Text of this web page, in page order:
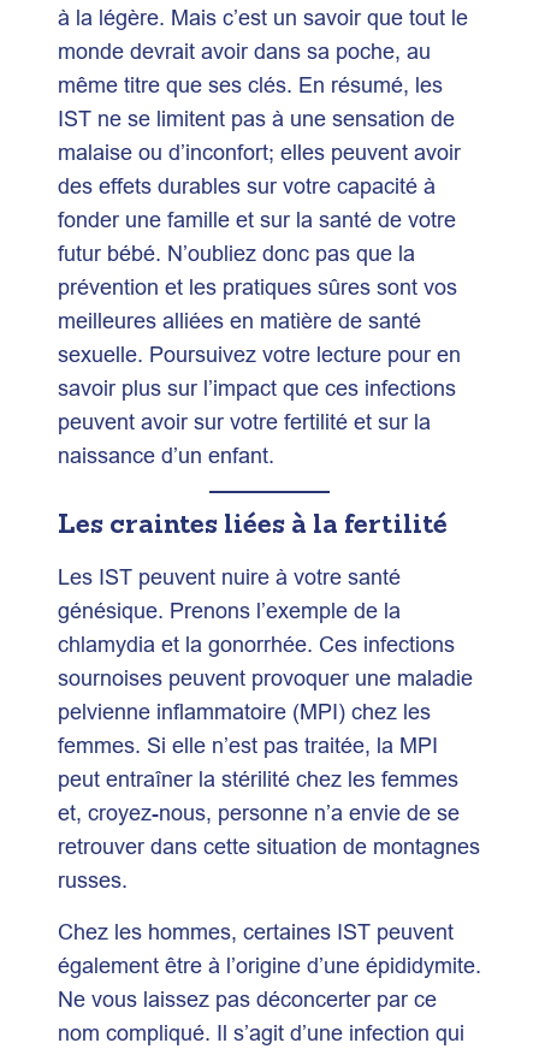
à la légère. Mais c’est un savoir que tout le
monde devrait avoir dans sa poche, au
même titre que ses clés. En résumé, les
IST ne se limitent pas à une sensation de
malaise ou d’inconfort; elles peuvent avoir
des effets durables sur votre capacité à
fonder une famille et sur la santé de votre
futur bébé. N’oubliez donc pas que la
prévention et les pratiques sûres sont vos
meilleures alliées en matière de santé
sexuelle. Poursuivez votre lecture pour en
savoir plus sur l’impact que ces infections
peuvent avoir sur votre fertilité et sur la
naissance d’un enfant.
Les craintes liées à la fertilité
Les IST peuvent nuire à votre santé
génésique. Prenons l’exemple de la
chlamydia et la gonorrhée. Ces infections
sournoises peuvent provoquer une maladie
pelvienne inflammatoire (MPI) chez les
femmes. Si elle n’est pas traitée, la MPI
peut entraîner la stérilité chez les femmes
et, croyez-nous, personne n’a envie de se
retrouver dans cette situation de montagnes
russes.
Chez les hommes, certaines IST peuvent
également être à l’origine d’une épididymite.
Ne vous laissez pas déconcerter par ce
nom compliqué. Il s’agit d’une infection qui